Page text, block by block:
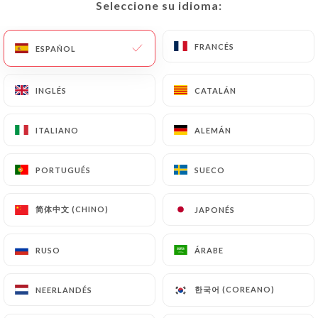
Seleccione su idioma:
ESPAÑOL FRANCÉS
INGLÉS CATALÁN
ITALIANO ALEMÁN
PORTUGUÉS SUECO
简体中文 (CHINO) JAPONÉS
RUSO ÁRABE
NEERLANDÉS 한국어 (COREANO)
INICIO/CONTACTO
Canadian Corner
Seleccione su idioma:
ESPAÑOL FRANCÉS
INGLÉS CATALÁN
ITALIANO ALEMÁN
PORTUGUÉS SUECO
简体中文 (CHINO) JAPONÉS
RUSO ÁRABE
NEERLANDÉS 한국어 (COREANO)